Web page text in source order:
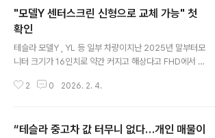
"모델Y 센터스크린 신형으로 교체 가능" 첫
확인
테슬라 모델Y , YL 등 일부 차량이지난 2025년 말부터모
니터 크기가 16인치로 약간 커지고 해상다고 FHD에서 Q
가 있네 ㅎㅎ 부품을 어떻게 구했는지는 설명이 없지만,일
일걸..그 정도로 크기 키우면 흠 ㅋㅋ https://youtu.be/U
2 0 2026. 2. 4.
“테슬라 중고차 값 터무니 없다…개인 매물이